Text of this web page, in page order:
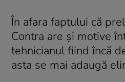
În afara faptului că
Contra are şi motive
tehnicianul fiind încă
asta se mai adaugă